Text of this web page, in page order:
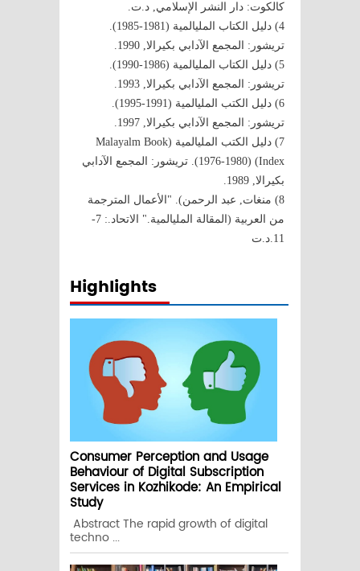
كالكوت: دار النشر الإسلامي, د.ت.
4) دليل الكتاب المليالمية (1981-1985).
تريشور: المجمع الآدابي بكيرالا, 1990.
5) دليل الكتاب المليالمية (1986-1990).
تريشور: المجمع الآدابي بكيرالا, 1993.
6) دليل الكتب المليالمية (1991-1995).
تريشور: المجمع الآدابي بكيرالا, 1997.
7) دليل الكتب المليالمية (Malayalm Book
Index) (1976-1980). تريشور: المجمع الآدابي
بكيرالا, 1989.
8) منغات, عبد الرحمن). "الأعمال المترجمة
من العربية (المقالة المليالمية." الاتحاد.: 7-
11.د.ت
Highlights
Consumer Perception and Usage
Behaviour of Digital Subscription
Services in Kozhikode: An Empirical
Study
Abstract The rapid growth of digital
techno ...